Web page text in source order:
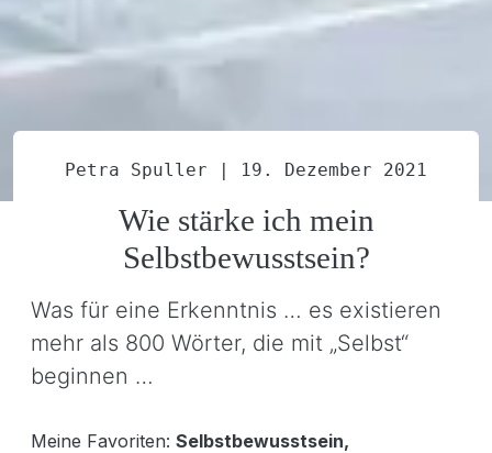
Petra Spuller | 19. Dezember 2021
Wie stärke ich mein
Selbstbewusstsein?
Was für eine Erkenntnis … es existieren
mehr als 800 Wörter, die mit „Selbst“
beginnen …
Meine Favoriten: Selbstbewusstsein,